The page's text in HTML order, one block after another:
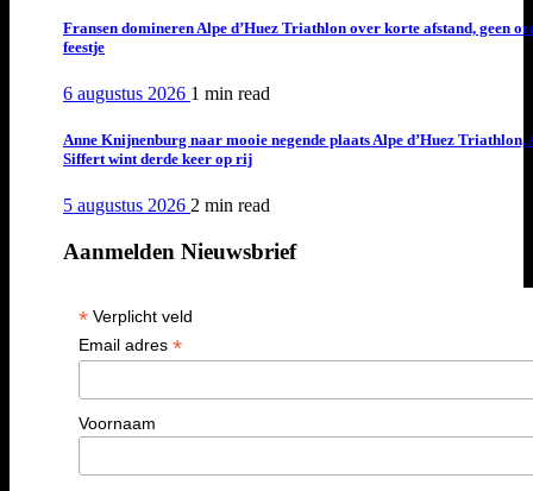
Fransen domineren Alpe d’Huez Triathlon over korte afstand, geen
feestje
6 augustus 2026 1 min read
Anne Knijnenburg naar mooie negende plaats Alpe d’Huez Triathlon,
Siffert wint derde keer op rij
5 augustus 2026 2 min read
Aanmelden Nieuwsbrief
*Verplicht veld
Email adres *
Voornaam